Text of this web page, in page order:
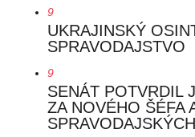
9
UKRAJINSKÝ
SPRAVODAJSTVO
9
SENÁT POTVRDIL
ZA NOVÉHO ŠÉFA